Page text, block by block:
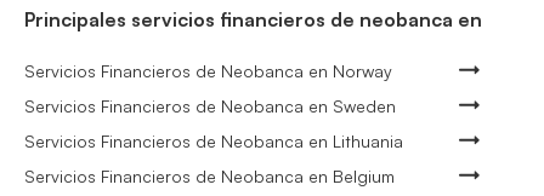
Principales servicios financieros de neobanca en
Servicios Financieros de Neobanca en Norway
Servicios Financieros de Neobanca en Sweden
Servicios Financieros de Neobanca en Lithuania
Servicios Financieros de Neobanca en Belgium